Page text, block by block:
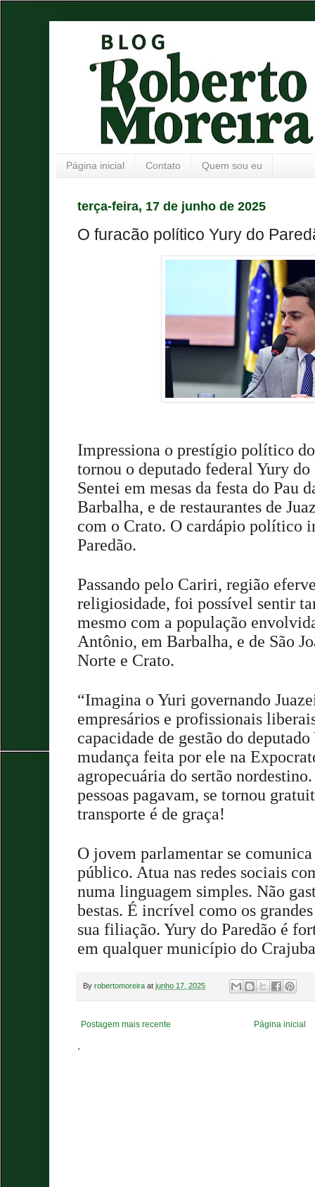
Página inicial Contato Quem sou eu
terça-feira, 17 de junho de 2025
O furacão político Yury do
Impressiona o prestígio político
tornou o deputado federal Yury
Sentei em mesas da festa do Pau
Barbalha, e de restaurantes de
com o Crato. O cardápio político
Paredão.
Passando pelo Cariri, região
religiosidade, foi possível sentir
mesmo com a população
Antônio, em Barbalha, e de São
Norte e Crato.
“Imagina o Yuri governando
empresários e profissionais
capacidade de gestão do
mudança feita por ele na
agropecuária do sertão
pessoas pagavam, se tornou
transporte é de graça!
O jovem parlamentar se
público. Atua nas redes sociais
numa linguagem simples. Não
bestas. É incrível como os
sua filiação. Yury do Paredão é
em qualquer município do
By robertomoreira at junho 17, 2025
Postagem mais recente Página inicial
.